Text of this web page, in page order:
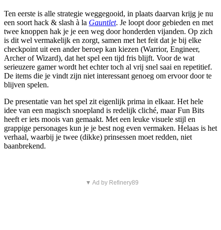
Ten eerste is alle strategie weggegooid, in plaats daarvan krijg je nu
een soort hack & slash à la Gauntlet. Je loopt door gebieden en met
twee knoppen hak je je een weg door honderden vijanden. Op zich
is dit wel vermakelijk en zorgt, samen met het feit dat je bij elke
checkpoint uit een ander beroep kan kiezen (Warrior, Engineer,
Archer of Wizard), dat het spel een tijd fris blijft. Voor de wat
serieuzere gamer wordt het echter toch al vrij snel saai en repetitief.
De items die je vindt zijn niet interessant genoeg om ervoor door te
blijven spelen.
De presentatie van het spel zit eigenlijk prima in elkaar. Het hele
idee van een magisch snoepland is redelijk cliché, maar Fun Bits
heeft er iets moois van gemaakt. Met een leuke visuele stijl en
grappige personages kun je je best nog even vermaken. Helaas is het
verhaal, waarbij je twee (dikke) prinsessen moet redden, niet
baanbrekend.
▼ Ad by Refinery89